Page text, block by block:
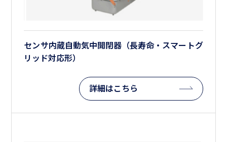
センサ内蔵自動気中開閉器（長寿命・スマートグ
リッド対応形）
詳細はこちら